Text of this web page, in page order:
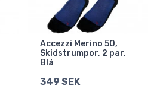
Accezzi Merino 50,
Skidstrumpor, 2 par,
Blå
349 SEK